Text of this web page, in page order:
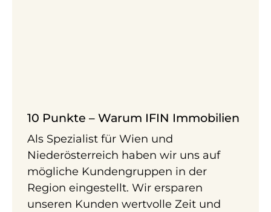
10 Punkte – Warum IFIN Immobilien
Als Spezialist für Wien und
Niederösterreich haben wir uns auf
mögliche Kundengruppen in der
Region eingestellt. Wir ersparen
unseren Kunden wertvolle Zeit und